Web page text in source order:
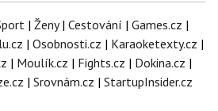
| Ženy| Cestování | Games.cz |
| Osobnosti.cz | Karaoketexty.cz |
| Moulík.cz | Fights.cz | Dokina.cz |
| Srovnám.cz | StartupInsider.cz